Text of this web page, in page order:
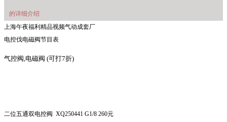
的详细介绍
上海午夜福利精品视频气动成套厂
电控伐电磁阀节目表
气控阀 电磁阀 (可打7折)
二位五通双电控阀 XQ250441 G1/8 260元